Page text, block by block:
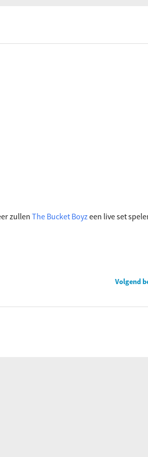
zullen The Bucket Boyzeen live set
Volgend